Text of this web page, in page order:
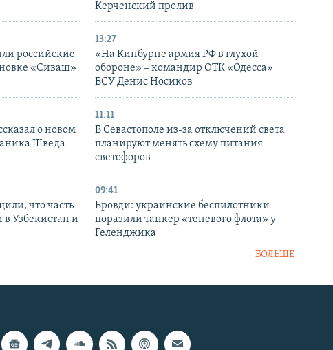
Керченский пролив
российские
«Сиваш»
13:27
«На Кинбурне армия РФ в глухой
обороне» – командир ОТК «Одесса»
ВСУ Денис Носиков
о новом
Шведа
11:11
В Севастополе из-за отключений света
планируют менять схему питания
светофоров
что часть
в Узбекистан и
09:41
Бровди: украинские беспилотники
поразили танкер «теневого флота» у
Геленджика
БОЛЬШЕ